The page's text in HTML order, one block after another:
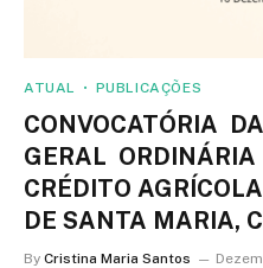
ATUAL PUBLICAÇÕES
CONVOCATÓRIA
GERAL ORDINÁRIA
CRÉDITO
DE SANTA MARIA,
By Cristina Maria Santos